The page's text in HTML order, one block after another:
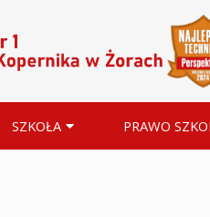
SZKOŁA PRAWO